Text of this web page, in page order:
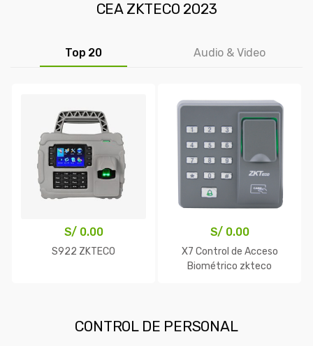
CEA ZKTECO 2023
Top 20 Audio & Video
S/ 0.00
S922 ZKTECO
S/ 0.00
X7 Control de Acceso
Biométrico zkteco
CONTROL DE PERSONAL